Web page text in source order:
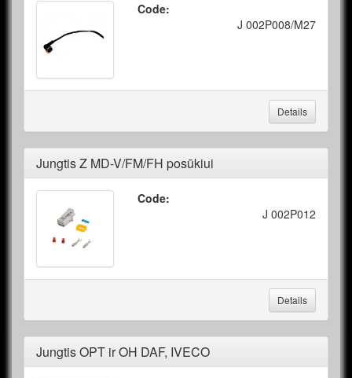
Code:
J 002P008/M27
Details
Jungtis Z MD-V/FM/FH posūkiui
Code:
J 002P012
Details
Jungtis OPT ir OH DAF, IVECO